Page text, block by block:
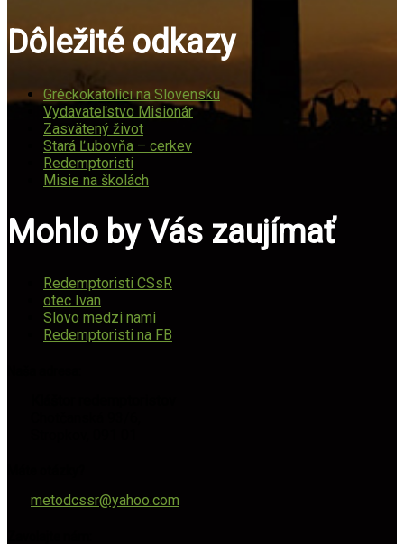
Dôležité odkazy
Gréckokatolíci na Slovensku
Vydavateľstvo Misionár
Zasvätený život
Stará Ľubovňa – cerkev
Redemptoristi
Misie na školách
Mohlo by Vás zaujímať
Redemptoristi CSsR
otec Ivan
Slovo medzi nami
Redemptoristi na FB
metodcssr@yahoo.com